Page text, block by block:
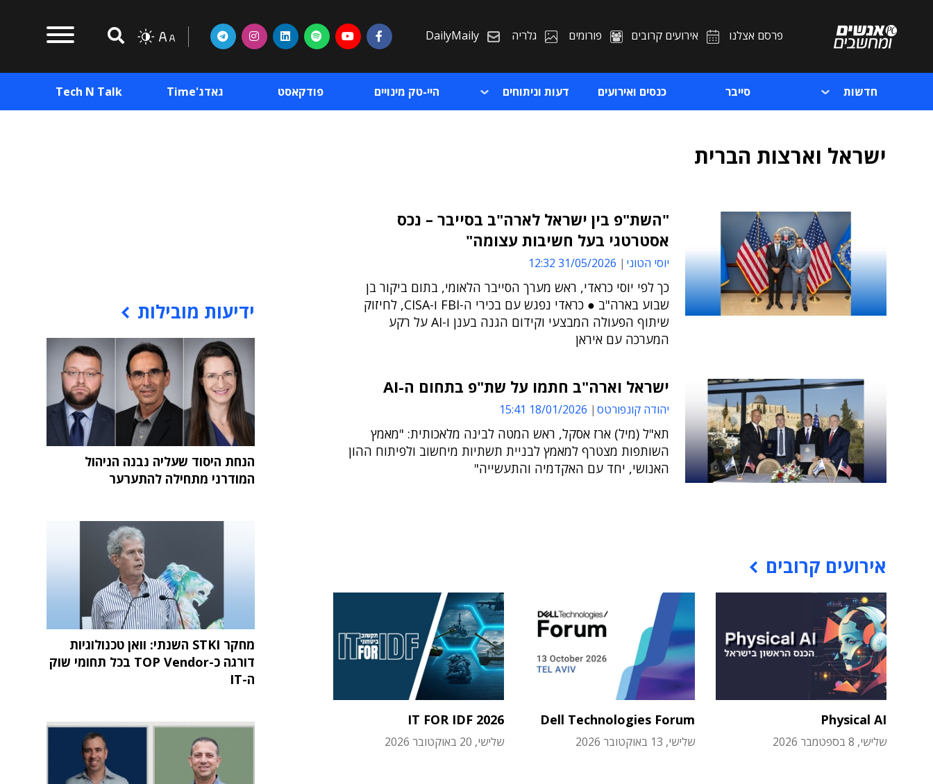
פרסם אצלנו אירועים קרובים פורומים גלריה DailyMaily
חדשות סייבר כנסים ואירועים דעות וניתוחים היי-טק מינויים פודקאסט גאדג'Time Tech N Talk
ישראל וארצות הברית
"השת"פ בין ישראל לארה"ב בסייבר – נכס
אסטרטגי בעל חשיבות עצומה"
יוסי הטוני 31/05/2026 12:32
כך לפי יוסי כראדי, ראש מערך הסייבר הלאומי, בתום ביקור בן
שבוע בארה"ב ● כראדי נפגש עם בכירי ה-FBI ו-CISA, לחיזוק
שיתוף הפעולה המבצעי וקידום הגנה בענן ו-AI על רקע
המערכה עם איראן
ישראל וארה"ב חתמו על שת"פ בתחום ה-AI
יהודה קונפורטס 18/01/2026 15:41
תא"ל (מיל) ארז אסקל, ראש המטה לבינה מלאכותית: "מאמץ
השותפות מצטרף למאמץ לבניית תשתיות מיחשוב ולפיתוח ההון
האנושי, יחד עם האקדמיה והתעשייה"
אירועים קרובים
Physical AI
שלישי, 8 בספטמבר 2026
Dell Technologies Forum
שלישי, 13 באוקטובר 2026
IT FOR IDF 2026
שלישי, 20 באוקטובר 2026
ידיעות מובילות
הנחת היסוד שעליה נבנה הניהול
המודרני מתחילה להתערער
מחקר STKI השנתי: וואן טכנולוגיות
דורגה כ-TOP Vendor בכל תחומי שוק
ה-IT